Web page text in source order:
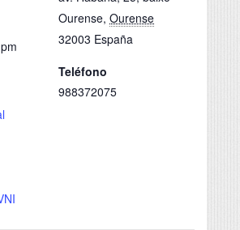
Ourense, Ourense
32003 España
Teléfono
988372075